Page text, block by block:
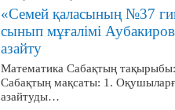
«Семей қаласының №37
сынып мұғалімі
азайту
Математика Сабақтың
Сабақтың мақсаты: 1.
азайтуды…